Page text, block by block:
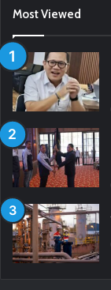
Most Viewed